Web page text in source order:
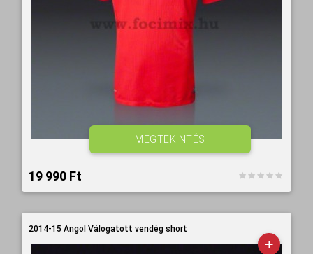
19 990 Ft‎
MEGTEKINTÉS
2014-15 Angol Válogatott vendég short